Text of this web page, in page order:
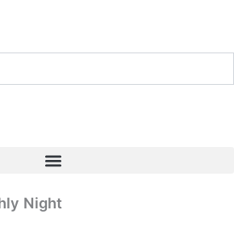
Night